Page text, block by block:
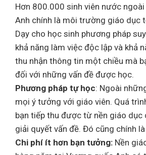
Hơn 800.000 sinh viên nước
Anh chính là môi trường giáo dục
Dạy cho học sinh phương pháp
khả năng làm việc độc lập và khả
thu nhận thông tin một chiều mà
đối với những vấn đề được học.
Phương pháp tự học: Ngoài
mọi ý tưởng với giáo viên. Quá
bạn tiếp thu được từ nền giáo dục
giải quyết vấn đề. Đó cũng chính
Chi phí ít hơn bạn tưởng: Nền